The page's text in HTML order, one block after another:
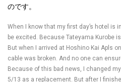
のです。
When I know that my first day’s hotel is
be excited. Because Tateyama Kurobe
But when I arrived at Hoshino Kai Apls
cable was broken. And no one can
Because of this bad news, I changed
5/13 as a replacement. But after I